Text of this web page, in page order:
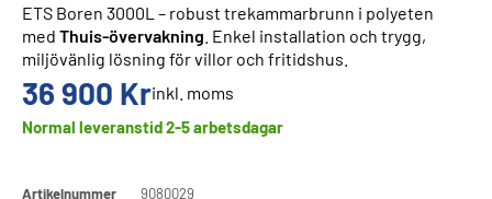
ETS Boren 3000L – robust trekammarbrunn i polyeten
med Thuis-övervakning . Enkel installation och trygg,
miljövänlig lösning för villor och fritidshus.
36 900 Krinkl. moms
Normal leveranstid 2-5 arbetsdagar
Artikelnummer
9080029